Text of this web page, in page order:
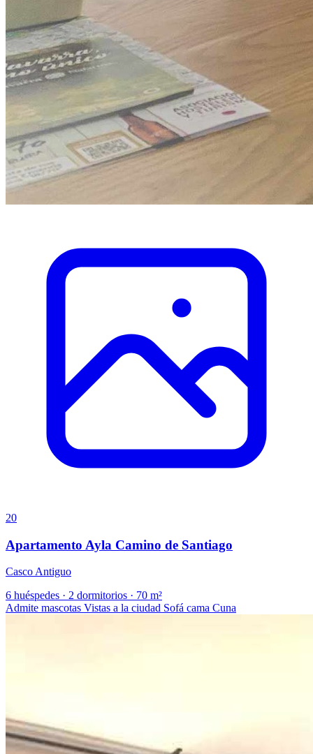
20
Apartamento Ayla Camino de Santiago
Casco Antiguo
6 huéspedes · 2 dormitorios · 70 m²
Admite mascotas Vistas a la ciudad Sofá cama Cuna